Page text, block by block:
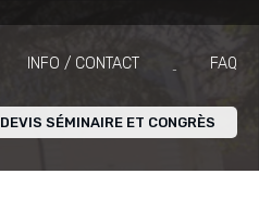
INFO / CONTACT FAQ
DEVIS SÉMINAIRE ET CONGRÈS